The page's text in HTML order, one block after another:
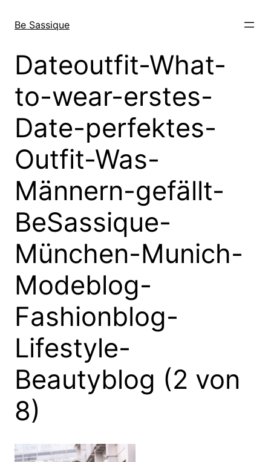
zum
wechseln
Be Sassique
Dateoutfit-What-
to-wear-erstes-
Date-perfektes-
Outfit-Was-
Männern-gefällt-
BeSassique-
München-Munich-
Modeblog-
Fashionblog-
Lifestyle-
Beautyblog (2 von
8)